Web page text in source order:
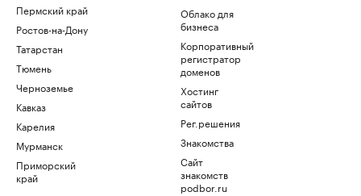
Пермский край
Ростов-на-Дону
Татарстан
Тюмень
Черноземье
Кавказ
Карелия
Мурманск
Приморский
край
Облако для
бизнеса
Корпоративный
регистратор
доменов
Хостинг
сайтов
Рег.решения
Знакомства
Сайт
знакомств
podbor.ru